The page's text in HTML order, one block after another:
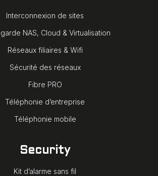
Interconnexion de sites
NAS, Cloud & Virtualisation
Réseaux filiaires & Wifi
Sécurité des réseaux
Fibre PRO
Téléphonie d’entreprise
Téléphonie mobile
Security
Kit d’alarme sans fil